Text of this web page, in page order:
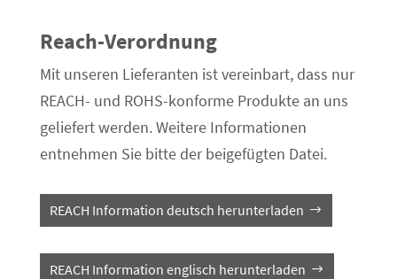
Reach-Verordnung
Mit unseren Lieferanten ist vereinbart, dass nur
REACH- und ROHS-konforme Produkte an uns
geliefert werden. Weitere Informationen
entnehmen Sie bitte der beigefügten Datei.
REACH Information deutsch herunterladen
REACH Information englisch herunterladen